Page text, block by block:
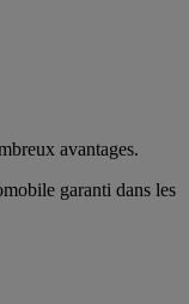
avantages.
garanti dans les